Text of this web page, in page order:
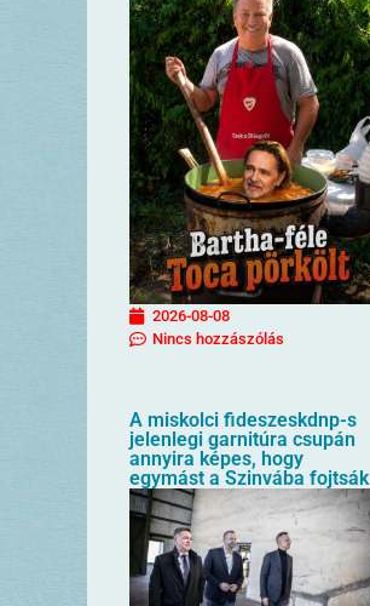
2026-08-08
Nincs hozzászólás
A miskolci fideszeskdnp-s
jelenlegi garnitúra csupán
annyira képes, hogy
egymást a Szinvába fojtsák